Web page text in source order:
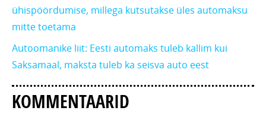
ühispöördumise, millega kutsutakse üles automaksu
mitte toetama
Autoomanike liit: Eesti automaks tuleb kallim kui
Saksamaal, maksta tuleb ka seisva auto eest
KOMMENTAARID